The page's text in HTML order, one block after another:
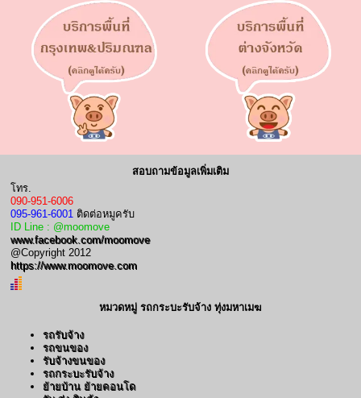
สอบถามข้อมูลเพิ่มเติม
โทร.
090-951-6006
095-961-6001 ติดต่อหมูครับ
ID Line : @moomove
www.facebook.com/moomove
@Copyright 2012
https://www.moomove.com
หมวดหมู่ รถกระบะรับจ้าง ทุ่งมหาเมฆ
รถรับจ้าง
รถขนของ
รับจ้างขนของ
รถกระบะรับจ้าง
ย้ายบ้าน ย้ายคอนโด